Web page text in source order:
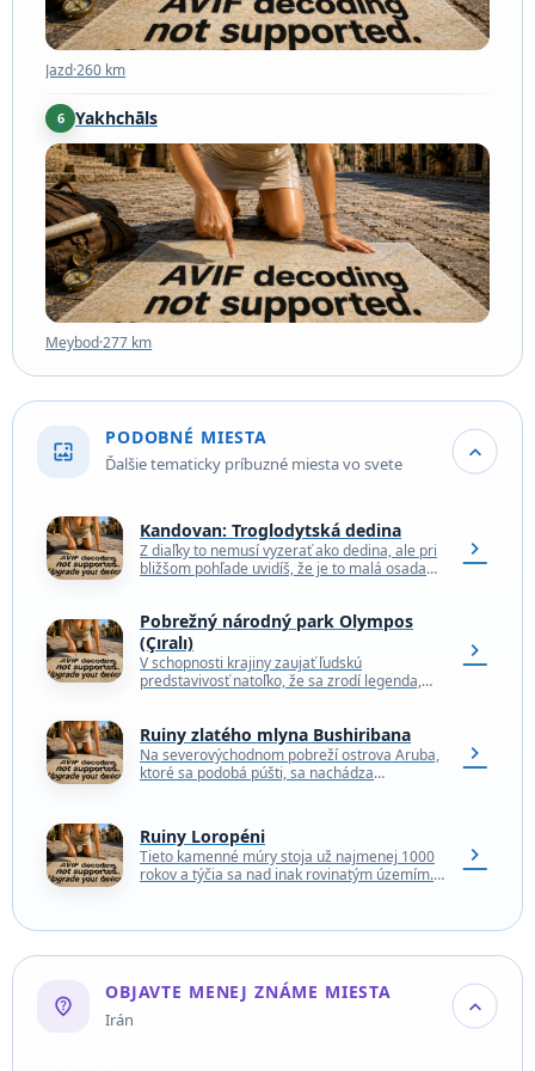
Jazd·260 km
6 Yakhchāls
Meybod·277 km
Meybod·277 km
wallpaper
PODOBNÉ MIESTA
Ďalšie tematicky príbuzné miesta vo svete expand_more
Kandovan: Troglodytská dedina
Z diaľky to nemusí vyzerať ako dedina, ale pri
bližšom pohľade uvidíš, že je to malá osada
chevron_right
Pobrežný národný park Olympos
(Çıralı)
V schopnosti krajiny zaujať ľudskú
predstavivosť natoľko, že sa zrodí legenda,
chevron_right
Ruiny zlatého mlyna Bushiribana
Na severovýchodnom pobreží ostrova Aruba,
ktoré sa podobá púšti, sa nachádza
chevron_right
Ruiny Loropéni
Tieto kamenné múry stoja už najmenej 1000
rokov a týčia sa nad inak rovinatým územím.
chevron_right
not_listed_location
OBJAVTE MENEJ ZNÁME MIESTA
Irán expand_more